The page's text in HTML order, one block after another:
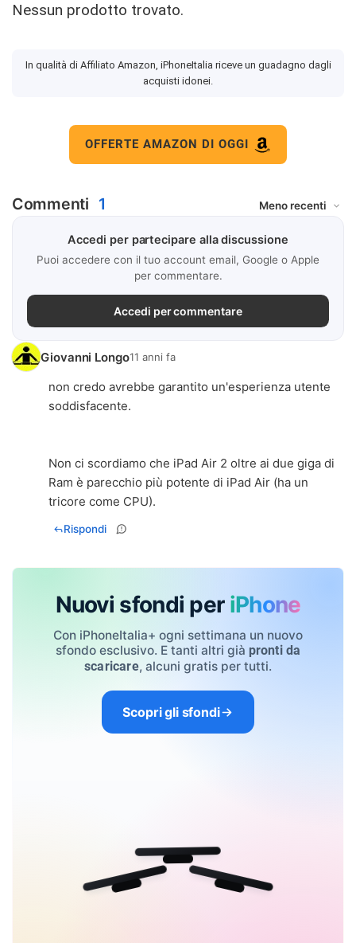
Nessun prodotto trovato.
In qualità di Affiliato Amazon, iPhoneItalia riceve un guadagno dagli
acquisti idonei.
OFFERTE AMAZON DI OGGI
Commenti 1
Accedi per partecipare alla discussione
Puoi accedere con il tuo account email, Google o Apple
per commentare.
Accedi per commentare
Giovanni Longo11 anni fa
non credo avrebbe garantito un'esperienza utente
soddisfacente.
Non ci scordiamo che iPad Air 2 oltre ai due giga di
Ram è parecchio più potente di iPad Air (ha un
tricore come CPU).
Rispondi
Nuovi sfondi per iPhone
Con iPhoneItalia+ ogni settimana un nuovo
sfondo esclusivo. E tanti altri già pronti da
scaricare, alcuni gratis per tutti.
Scopri gli sfondi